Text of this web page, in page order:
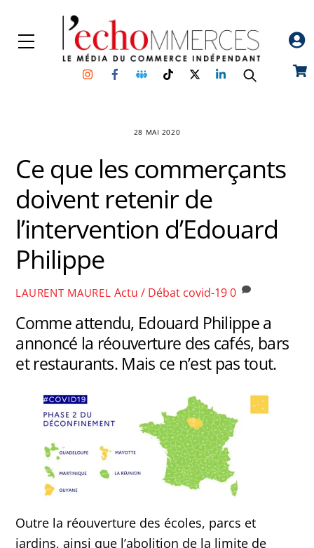
content
Menu
InstagramFacebookGroupe
Facebook
TikTokTwitterLinkedin
28 MAI 2020
Ce que les commerçants
doivent retenir de
l’intervention d’Edouard
Philippe
LAURENT MAUREL Actu / Débat covid-190
Comme attendu, Edouard Philippe a
annoncé la réouverture des cafés, bars
et restaurants. Mais ce n’est pas tout.
Outre la réouverture des écoles, parcs et
jardins, ainsi que l’abolition de la limite de